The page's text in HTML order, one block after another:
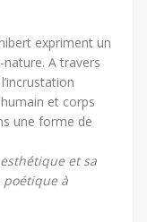
expriment un
A travers
et corps
une forme de
et sa
à